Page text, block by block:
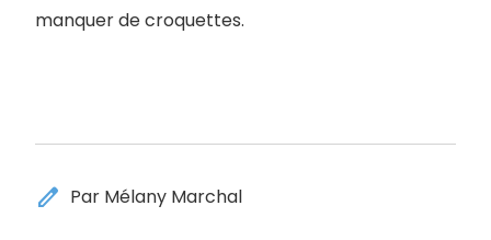
manquer de croquettes.
edit Par Mélany Marchal